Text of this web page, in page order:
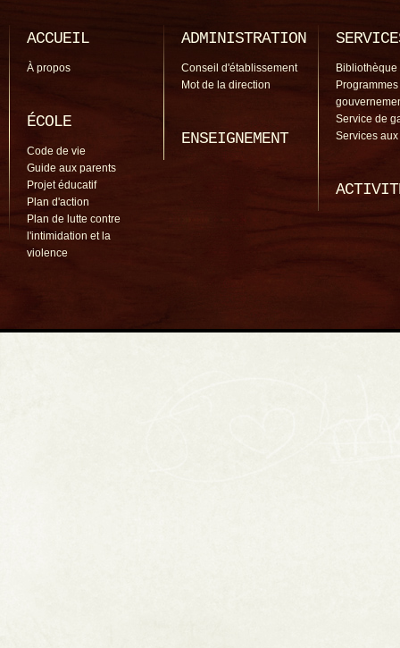
ACCUEIL
À propos
ÉCOLE
Code de vie
Guide aux parents
Projet éducatif
Plan d'action
Plan de lutte contre
l'intimidation et la
violence
ADMINISTRATION
Conseil d'établissement
Mot de la direction
ENSEIGNEMENT
Bibliothèque
Programmes
Service de
Services